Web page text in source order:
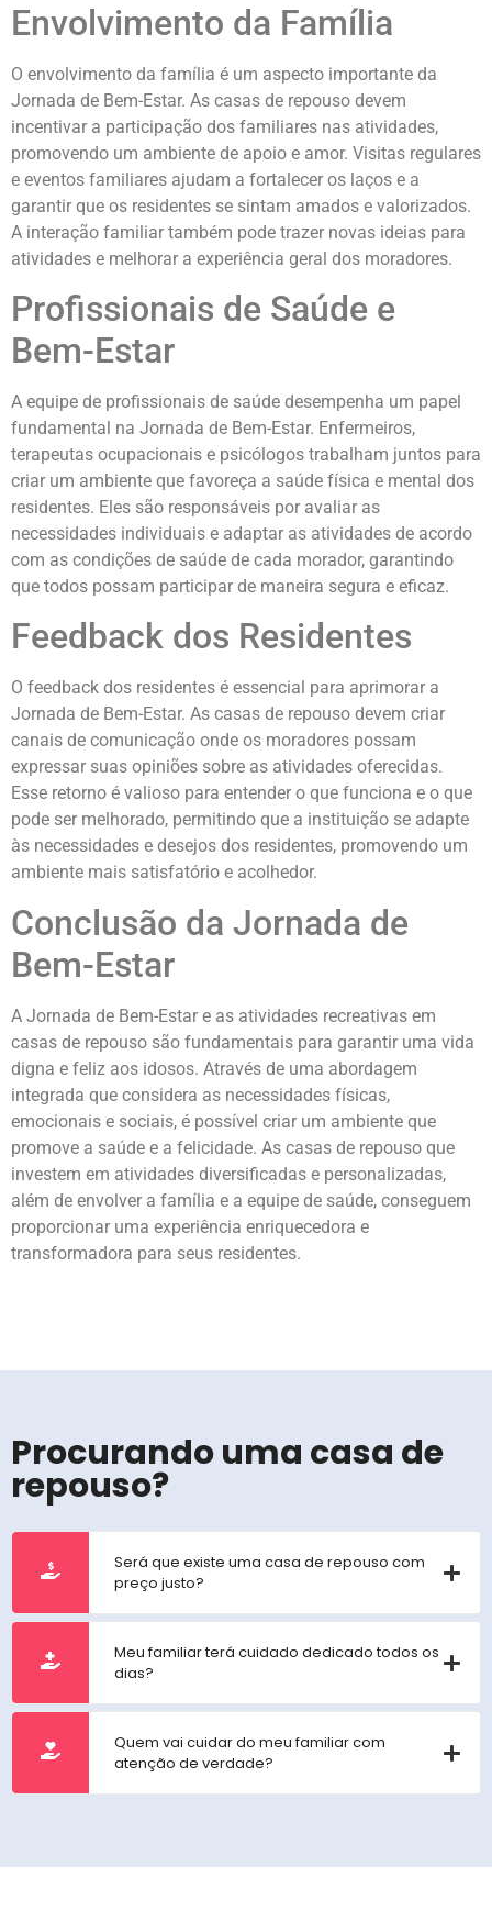
Envolvimento da Família
O envolvimento da família é um aspecto importante da
Jornada de Bem-Estar. As casas de repouso devem
incentivar a participação dos familiares nas atividades,
promovendo um ambiente de apoio e amor. Visitas regulares
e eventos familiares ajudam a fortalecer os laços e a
garantir que os residentes se sintam amados e valorizados.
A interação familiar também pode trazer novas ideias para
atividades e melhorar a experiência geral dos moradores.
Profissionais de Saúde e
Bem-Estar
A equipe de profissionais de saúde desempenha um papel
fundamental na Jornada de Bem-Estar. Enfermeiros,
terapeutas ocupacionais e psicólogos trabalham juntos para
criar um ambiente que favoreça a saúde física e mental dos
residentes. Eles são responsáveis por avaliar as
necessidades individuais e adaptar as atividades de acordo
com as condições de saúde de cada morador, garantindo
que todos possam participar de maneira segura e eficaz.
Feedback dos Residentes
O feedback dos residentes é essencial para aprimorar a
Jornada de Bem-Estar. As casas de repouso devem criar
canais de comunicação onde os moradores possam
expressar suas opiniões sobre as atividades oferecidas.
Esse retorno é valioso para entender o que funciona e o que
pode ser melhorado, permitindo que a instituição se adapte
às necessidades e desejos dos residentes, promovendo um
ambiente mais satisfatório e acolhedor.
Conclusão da Jornada de
Bem-Estar
A Jornada de Bem-Estar e as atividades recreativas em
casas de repouso são fundamentais para garantir uma vida
digna e feliz aos idosos. Através de uma abordagem
integrada que considera as necessidades físicas,
emocionais e sociais, é possível criar um ambiente que
promove a saúde e a felicidade. As casas de repouso que
investem em atividades diversificadas e personalizadas,
além de envolver a família e a equipe de saúde, conseguem
proporcionar uma experiência enriquecedora e
transformadora para seus residentes.
Procurando uma casa de
repouso?
Será que existe uma casa de repouso com
preço justo?
Meu familiar terá cuidado dedicado todos os
dias?
Quem vai cuidar do meu familiar com
atenção de verdade?